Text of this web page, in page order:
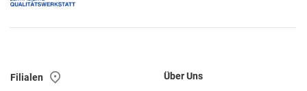
Filialen Über Uns